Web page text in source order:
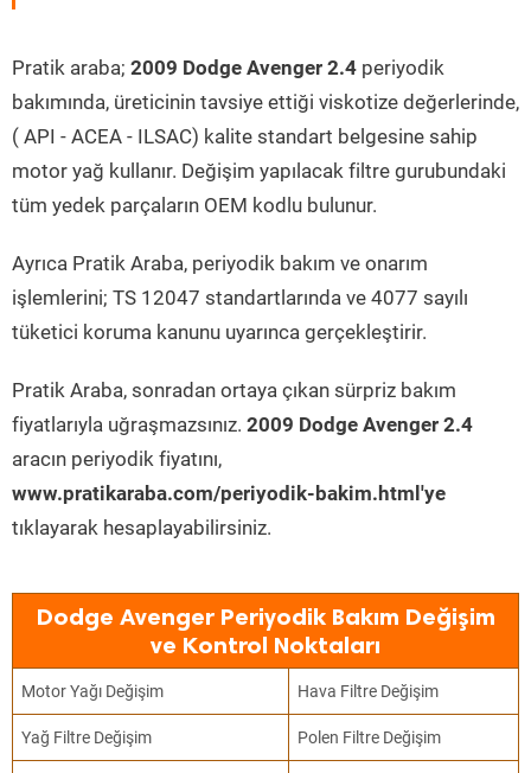
Pratik araba; 2009 Dodge Avenger 2.4 periyodik
bakımında, üreticinin tavsiye ettiği viskotize değerlerinde,
( API - ACEA - ILSAC) kalite standart belgesine sahip
motor yağ kullanır. Değişim yapılacak filtre gurubundaki
tüm yedek parçaların OEM kodlu bulunur.
Ayrıca Pratik Araba, periyodik bakım ve onarım
işlemlerini; TS 12047 standartlarında ve 4077 sayılı
tüketici koruma kanunu uyarınca gerçekleştirir.
Pratik Araba, sonradan ortaya çıkan sürpriz bakım
fiyatlarıyla uğraşmazsınız. 2009 Dodge Avenger 2.4
aracın periyodik fiyatını,
www.pratikaraba.com/periyodik-bakim.html'ye
tıklayarak hesaplayabilirsiniz.
Dodge Avenger Periyodik Bakım Değişim
ve Kontrol Noktaları
Motor Yağı Değişim Hava Filtre Değişim
Yağ Filtre Değişim Polen Filtre Değişim